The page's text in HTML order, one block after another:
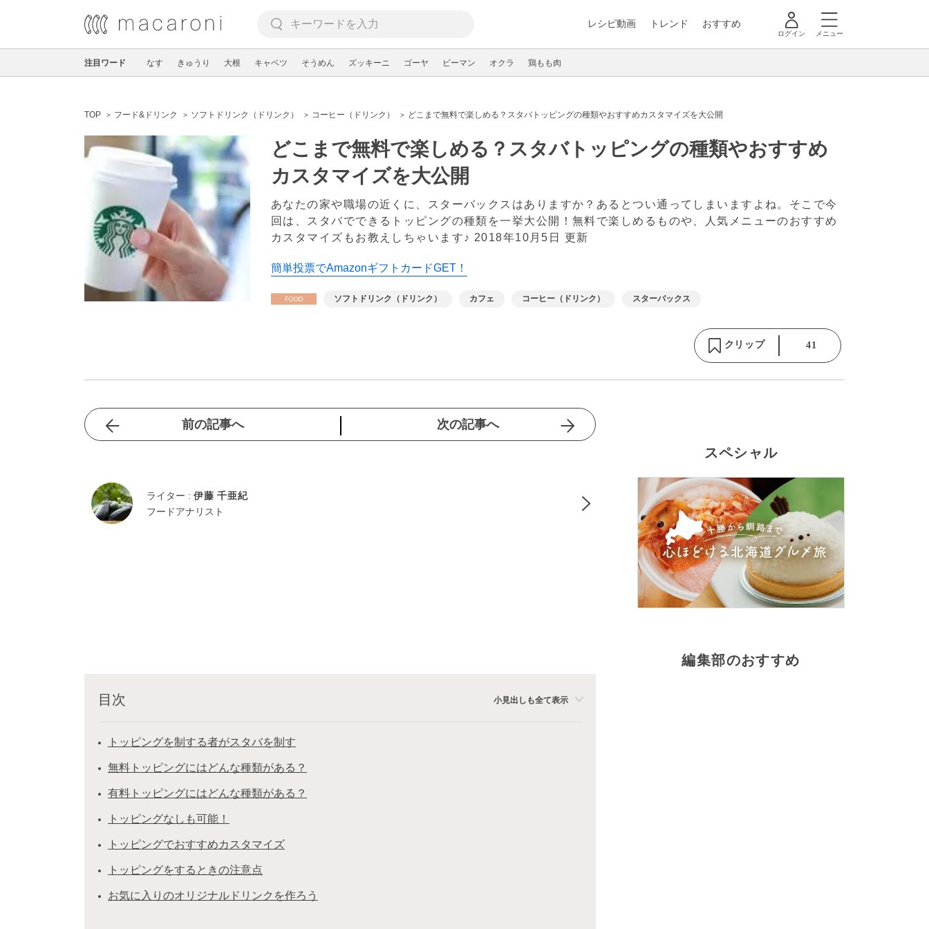
レシピ動画 トレンド おすすめ
ログイン メニュー
注目ワード なす きゅうり 大根 キャベツ そうめん ズッキーニ ゴーヤ ピーマン オクラ 鶏もも肉
TOP フード&ドリンク ソフトドリンク（ドリンク） コーヒー（ドリンク） どこまで無料で楽しめる？スタバトッピングの種類やおすすめカスタマイズを大公開
どこまで無料で楽しめる？スタバトッピングの種類やおすすめ
カスタマイズを大公開
あなたの家や職場の近くに、スターバックスはありますか？あるとつい通ってしまいますよね。そこで今
回は、スタバでできるトッピングの種類を一挙大公開！無料で楽しめるものや、人気メニューのおすすめ
カスタマイズもお教えしちゃいます♪ 2018年10月5日 更新
簡単投票でAmazonギフトカードGET！
ソフトドリンク（ドリンク） カフェ コーヒー（ドリンク） スターバックス
クリップ 41
前の記事へ 次の記事へ
ライター : 伊藤 千亜紀
フードアナリスト
目次 小見出しも全て表示
トッピングを制する者がスタバを制す
無料トッピングにはどんな種類がある？
有料トッピングにはどんな種類がある？
トッピングなしも可能！
トッピングでおすすめカスタマイズ
トッピングをするときの注意点
お気に入りのオリジナルドリンクを作ろう
スペシャル
編集部のおすすめ